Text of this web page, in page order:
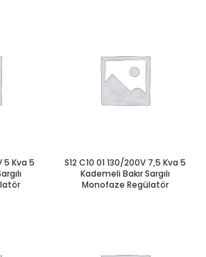
5 Kva 5
S12 C10 01 130/200V 7,5 Kva 5
Kademeli Bakır Sargılı
Monofaze Regülatör